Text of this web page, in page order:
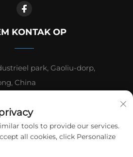
KONTAK OP
park, Gaoliu-dorp,
China
tools to provide our services.
all cookies, click Personalize